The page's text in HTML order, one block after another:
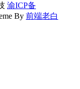
渝ICP备
By 前端老白